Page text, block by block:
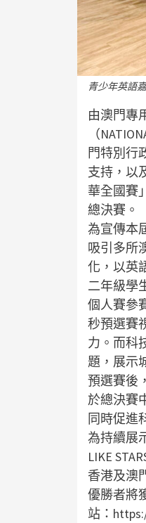
青少年英語
由澳門專
（
門特別行
支持，以
華全國賽
總決賽。
為宣傳本
吸引多所
化，以英
二年級學
個人賽參
秒預選賽
力。而科
題，展示
預選賽後
於總決賽
同時促進
為持續展
LIKE
香港及澳
優勝者將
站：